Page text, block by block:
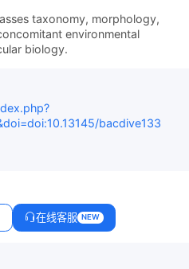
taxonomy, morphology,
environmental
biology.
bacdive133
在线客服 NEW